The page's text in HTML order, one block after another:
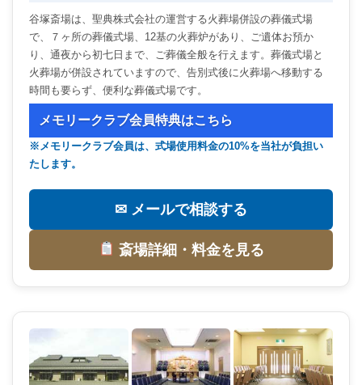
谷塚斎場は、聖典株式会社の運営する火葬場併設の葬儀式場
で、７ヶ所の葬儀式場、12基の火葬炉があり、ご遺体お預か
り、通夜から初七日まで、ご葬儀全般を行えます。葬儀式場と
火葬場が併設されていますので、告別式後に火葬場へ移動する
時間も要らず、便利な葬儀式場です。
メモリークラブ会員特典はこちら
※メモリークラブ会員は、式場使用料金の10%を当社が負担い
たします。
✉ メールで相談する
斎場詳細・料金を見る